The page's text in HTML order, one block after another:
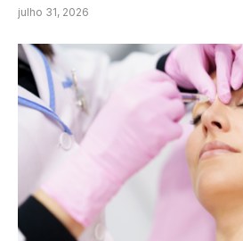
julho 31, 2026